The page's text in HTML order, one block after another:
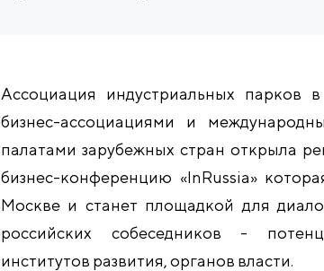
Ассоциация индустриальных парков
бизнес-ассоциациями и
палатами зарубежных стран открыла
бизнес-конференцию «InRussia»
Москве и станет площадкой для
российских собеседников -
институтов развития, органов власти.